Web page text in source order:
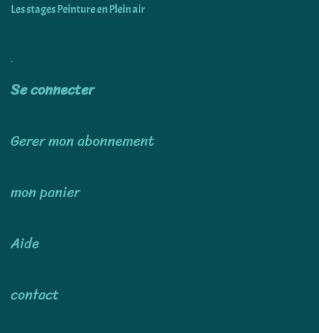
Les stages Peinture en Plein air
Se connecter
Gerer mon abonnement
mon panier
Aide
contact